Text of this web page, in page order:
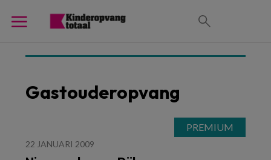
Gastouderopvang
22 JANUARI 2009